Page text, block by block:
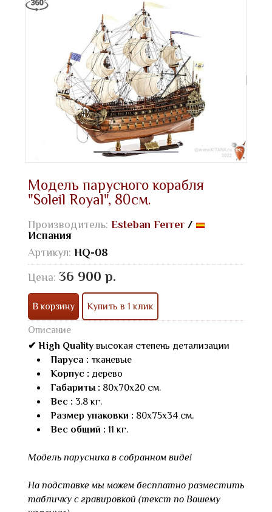
Модель парусного корабля
"Soleil Royal", 80см.
Производитель: Esteban Ferrer /
Испания
Артикул: HQ-08
Цена: 36 900 р.
В корзину Купить в 1 клик
Описание
✔ High Qualityвысокая степень детализации
Паруса : тканевые
Корпус : дерево
Габариты : 80x70x20 см.
Вес : 3.8 кг.
Размер упаковки : 80x75x34 см.
Вес общий : 11 кг.
Модель парусника в собранном виде!
На подставке мы можем бесплатно разместить
табличку с гравировкой (текст по Вашему